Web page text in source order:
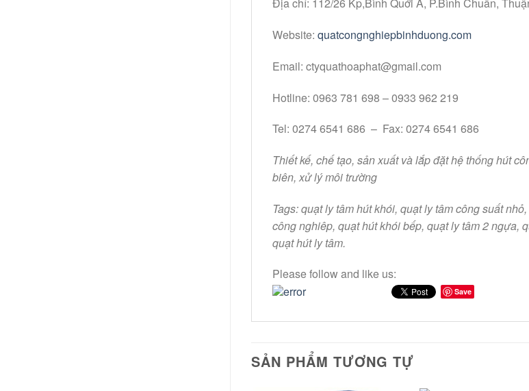
Địa chỉ: 112/26 Kp,Bình Quới A, P.Bình Chuẩn,
Website: quatcongnghiepbinhduong.com
Email: ctyquathoaphat@gmail.com
Hotline: 0963 781 698 – 0933 962 219
Tel: 0274 6541 686 – Fax: 0274 6541 686
Thiết kế, chế tạo, sản xuất và lắp đặt hệ thống hút
biên, xử lý môi trường
Tags: quạt ly tâm hút khói, quạt ly tâm công suất
công nghiêp, quạt hút khói bếp, quạt ly tâm 2 ngựa,
quạt hút ly tâm.
Please follow and like us:
Save
SẢN PHẨM TƯƠNG TỰ